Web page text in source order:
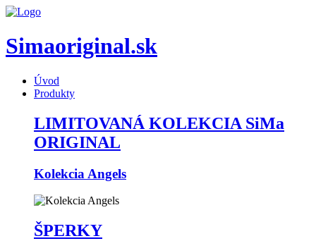
Simaoriginal.sk
Úvod
Produkty
LIMITOVANÁ KOLEKCIA SiMa
ORIGINAL
Kolekcia Angels
ŠPERKY